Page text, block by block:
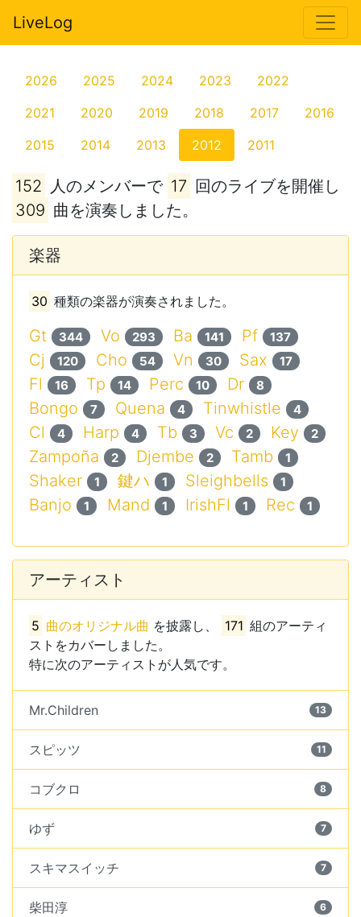
LiveLog
2026 2025 2024 2023
2022
2021
2020 2019 2018 2017
2016
2015
2014 2013 2012 2011
152 人のメンバーで 17 回のライブを開催し
309 曲を演奏しました。
楽器
30 種類の楽器が演奏されました。
Gt 344 Vo 293 Ba 141 Pf 137
Cj 120 Cho 54 Vn 30 Sax 17
Fl 16 Tp 14 Perc 10 Dr 8
Bongo 7 Quena 4 Tinwhistle 4
Cl 4 Harp 4 Tb 3 Vc 2 Key 2
Zampoña 2 Djembe 2 Tamb 1
Shaker 1 鍵ハ 1 Sleighbells 1
Banjo 1 Mand 1 IrishFl 1 Rec 1
アーティスト
5 曲のオリジナル曲 を披露し、 171 組のアーティ
ストをカバーしました。
特に次のアーティストが人気です。
Mr.Children 13
スピッツ 11
コブクロ 8
ゆず 7
スキマスイッチ 7
柴田淳 6